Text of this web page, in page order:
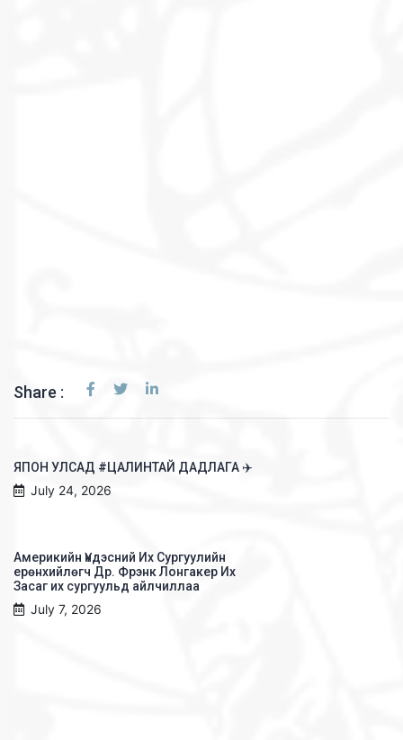
Share :
ЯПОН УЛСАД #ЦАЛИНТАЙ ДАДЛАГА ✈️
July 24, 2026
Америкийн Үндэсний Их Сургуулийн
ерөнхийлөгч Др. Фрэнк Лонгакер Их
Засаг их сургуульд айлчиллаа
July 7, 2026